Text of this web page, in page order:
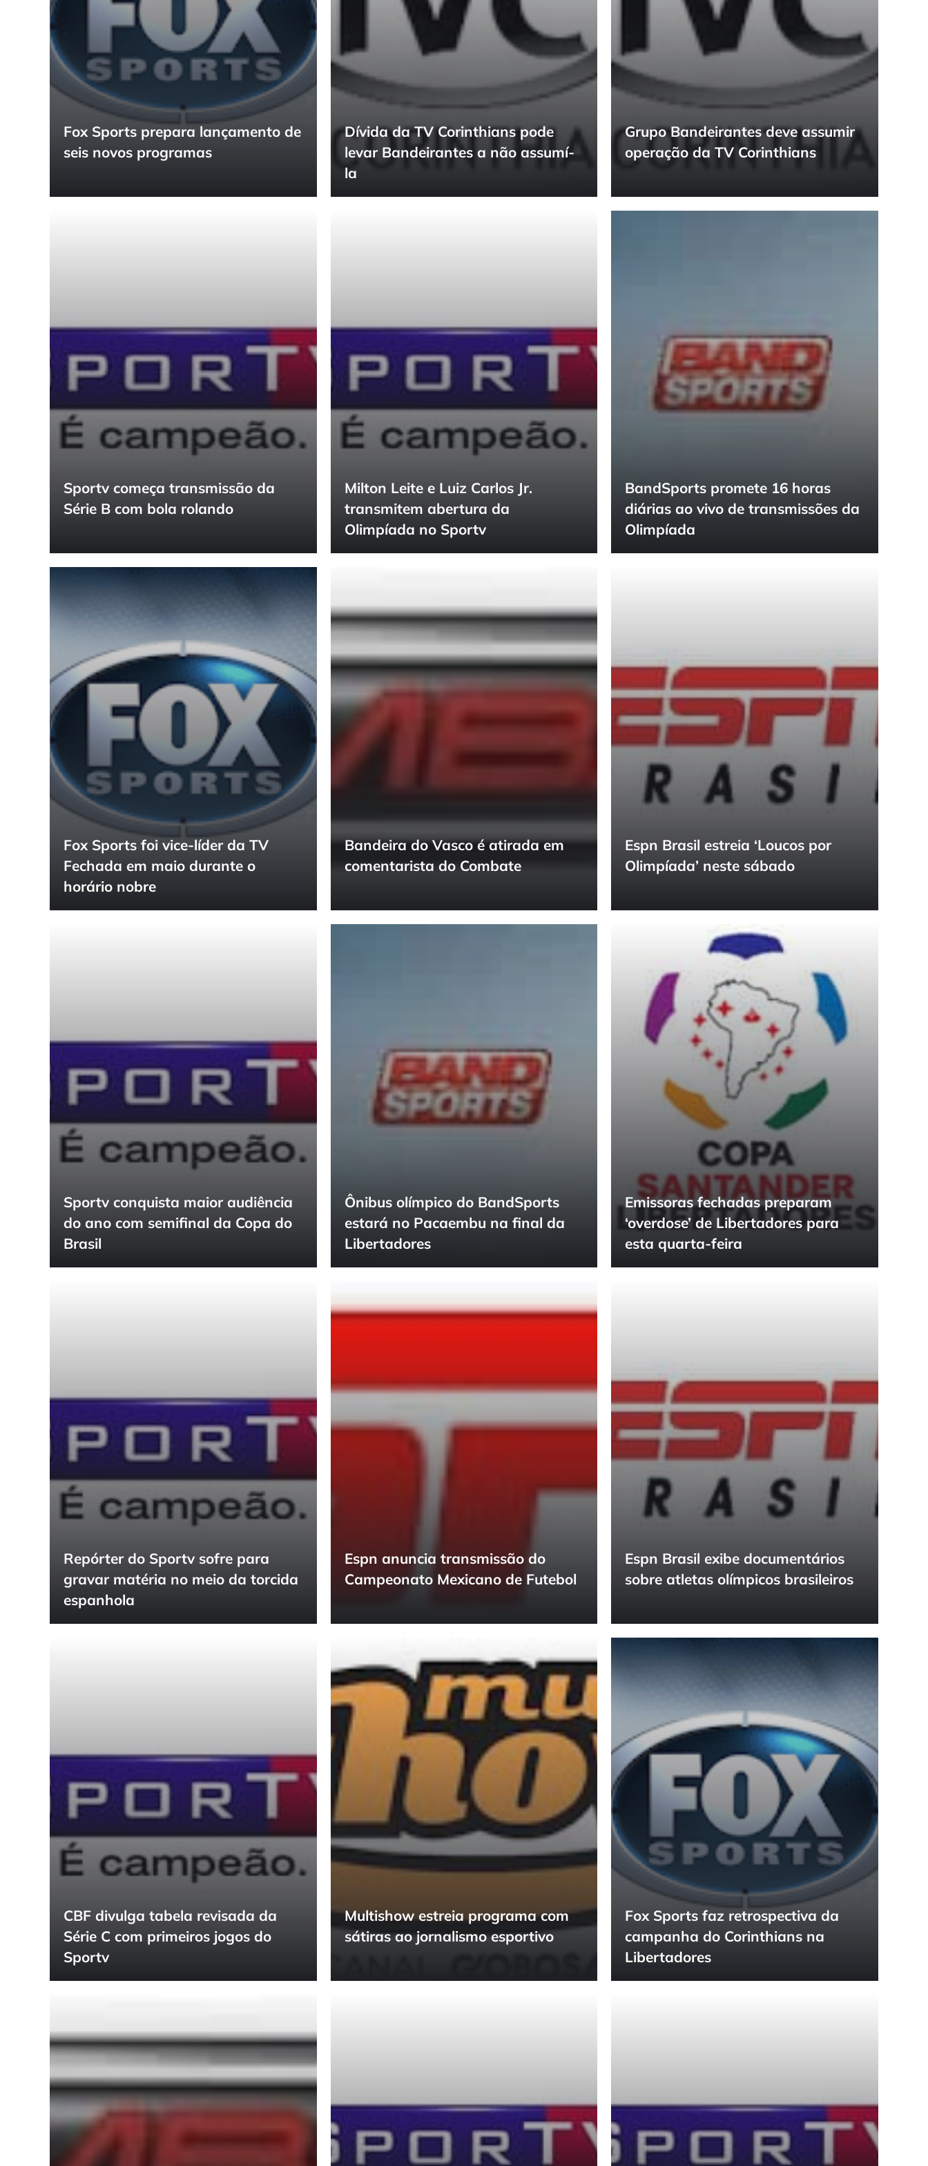
Fox Sports prepara lançamento de
seis novos programas
Dívida da TV Corinthians pode
levar Bandeirantes a não assumí-
la
Grupo Bandeirantes deve assumir
operação da TV Corinthians
Sportv começa transmissão da
Série B com bola rolando
Milton Leite e Luiz Carlos Jr.
transmitem abertura da
Olimpíada no Sportv
BandSports promete 16 horas
diárias ao vivo de transmissões da
Olimpíada
Fox Sports foi vice-líder da TV
Fechada em maio durante o
horário nobre
Bandeira do Vasco é atirada em
comentarista do Combate
Espn Brasil estreia ‘Loucos por
Olimpíada’ neste sábado
Sportv conquista maior audiência
do ano com semifinal da Copa do
Brasil
Ônibus olímpico do BandSports
estará no Pacaembu na final da
Libertadores
Emissoras fechadas preparam
‘overdose’ de Libertadores para
esta quarta-feira
Repórter do Sportv sofre para
gravar matéria no meio da torcida
espanhola
Espn anuncia transmissão do
Campeonato Mexicano de Futebol
Espn Brasil exibe documentários
sobre atletas olímpicos brasileiros
CBF divulga tabela revisada da
Série C com primeiros jogos do
Sportv
Multishow estreia programa com
sátiras ao jornalismo esportivo
Fox Sports faz retrospectiva da
campanha do Corinthians na
Libertadores